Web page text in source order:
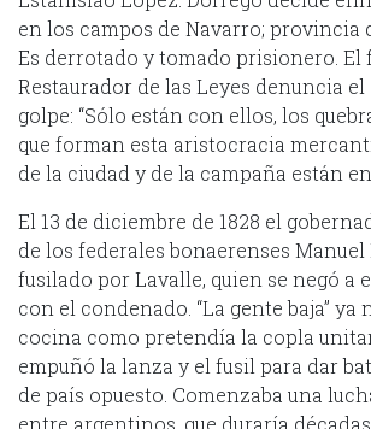
en los campos de Navarro; provincia
Es derrotado y tomado prisionero. El
Restaurador de las Leyes denuncia
golpe: “Sólo están con ellos, los
que forman esta aristocracia
de la ciudad y de la campaña están en
El 13 de diciembre de 1828 el
de los federales bonaerenses Manuel
fusilado por Lavalle, quien se negó a
con el condenado. “La gente baja” ya
cocina como pretendía la copla
empuñó la lanza y el fusil para dar
de país opuesto. Comenzaba una
entre argentinos, que duraría